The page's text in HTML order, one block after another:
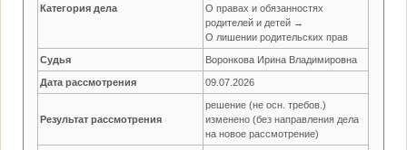
Категория дела
О правах и обязанностях
родителей и детей →
О лишении родительских прав
Судья Воронкова Ирина Владимировна
Дата рассмотрения 09.07.2026
Результат рассмотрения
решение (не осн. требов.)
изменено (без направления дела
на новое рассмотрение)